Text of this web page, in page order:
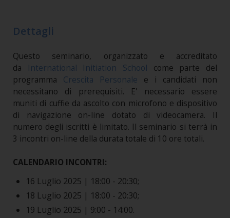
Dettagli
Questo seminario, organizzato e accreditato
da
International Initiation School come parte del
programma Crescita Personale e i candidati non
necessitano di prerequisiti. E' necessario essere
muniti di cuffie da ascolto con microfono e dispositivo
di navigazione on-line dotato di videocamera. Il
numero degli iscritti è limitato. Il seminario si terrà in
3 incontri on-line della durata totale di 10 ore totali.
CALENDARIO INCONTRI:
16 Luglio 2025 | 18:00 - 20:30;
18 Luglio 2025 | 18:00 - 20:30;
19 Luglio 2025 | 9:00 - 14:00.